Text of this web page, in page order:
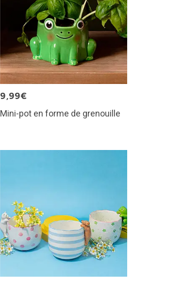
9,99€
Mini-pot en forme de grenouille